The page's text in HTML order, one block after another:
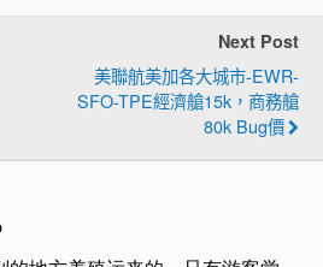
Next Post
美聯航美加各大城市-EWR-
SFO-TPE經濟艙15k，商務艙
80k Bug價